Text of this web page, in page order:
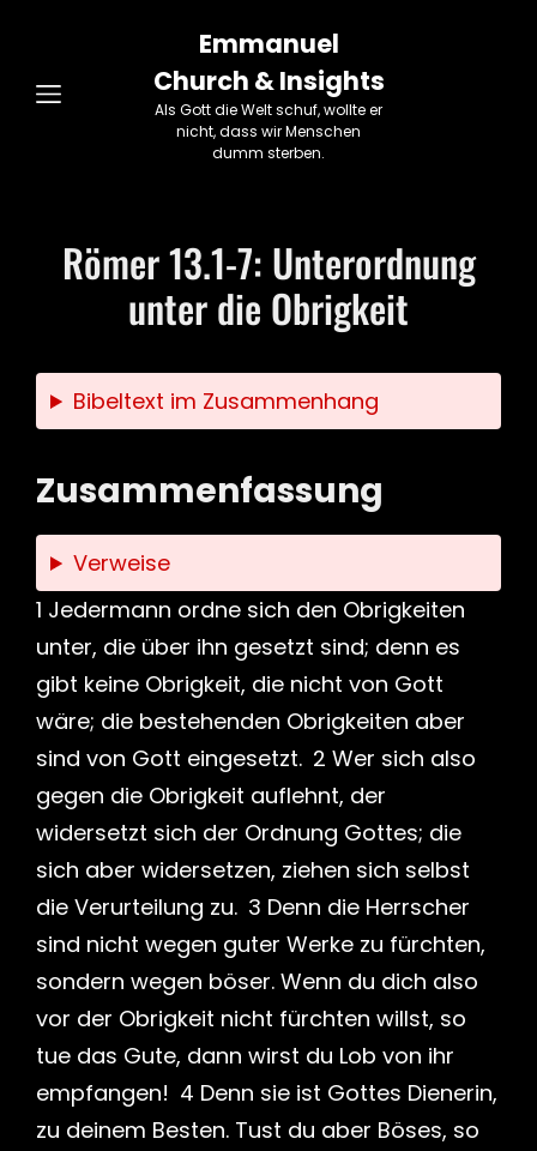
Emmanuel
Church & Insights
Als Gott die Welt schuf, wollte er
nicht, dass wir Menschen
dumm sterben.
Römer 13.1-7: Unterordnung
unter die Obrigkeit
Bibeltext im Zusammenhang
Zusammenfassung
Verweise
1 Jedermann ordne sich den Obrigkeiten
unter, die über ihn gesetzt sind; denn es
gibt keine Obrigkeit, die nicht von Gott
wäre; die bestehenden Obrigkeiten aber
sind von Gott eingesetzt. 2 Wer sich also
gegen die Obrigkeit auflehnt, der
widersetzt sich der Ordnung Gottes; die
sich aber widersetzen, ziehen sich selbst
die Verurteilung zu. 3 Denn die Herrscher
sind nicht wegen guter Werke zu fürchten,
sondern wegen böser. Wenn du dich also
vor der Obrigkeit nicht fürchten willst, so
tue das Gute, dann wirst du Lob von ihr
empfangen! 4 Denn sie ist Gottes Dienerin,
zu deinem Besten. Tust du aber Böses, so